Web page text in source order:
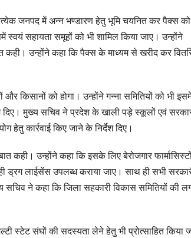
जनपद में अन्न भण्डारण हेतु भूमि चयनित कर पैक्स को
सहायता समूहों को भी शामिल किया जाए। उन्होंने
कही। उन्होंने कहा कि पैक्स के माध्यम से खरीद कर
किसानों को होगा। उन्होंने गन्ना समितियों को भी
मुख्य सचिव ने प्रदेश के खाली पड़े स्कूलों एवं
कार्रवाई किए जाने के निर्देश दिए।
कही। उन्होंने कहा कि इसके लिए बेरोजगार
ड्रग लाईसेंस उपलब्ध कराया जाए। साथ ही सभी
ने कहा कि जिला सहकारी विकास समितियों की
स्टेट संघों की सदस्यता लेने हेतु भी प्रोत्साहित किया